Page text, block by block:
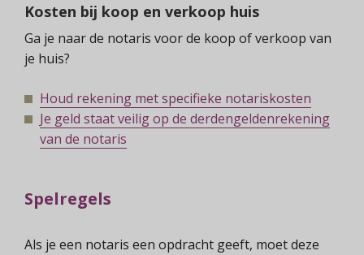
Kosten bij koop en verkoop huis
Ga je naar de notaris voor de koop of verkoop van
je huis?
Houd rekening met specifieke notariskosten
Je geld staat veilig op de derdengeldenrekening
van de notaris
Spelregels
Als je een notaris een opdracht geeft, moet deze